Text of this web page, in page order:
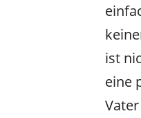
ist
eine